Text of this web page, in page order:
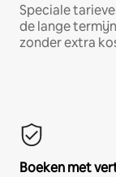
Speciale
de lange
zonder extra
Boeken met